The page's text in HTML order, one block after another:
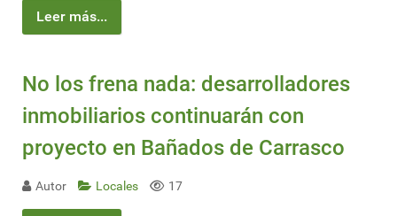
Leer más...
No los frena nada: desarrolladores
inmobiliarios continuarán con
proyecto en Bañados de Carrasco
Autor Locales 17